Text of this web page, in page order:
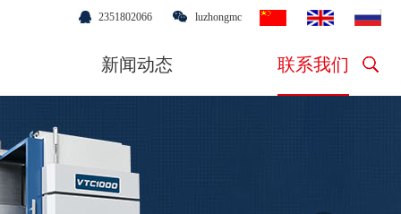
2351802066 luzhongmc
新闻动态 联系我们